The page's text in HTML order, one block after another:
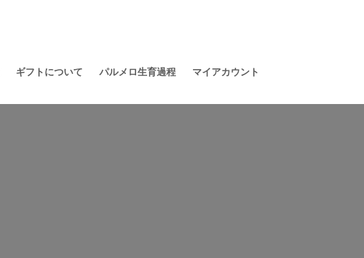
ギフトについて パルメロ生育過程 マイアカウント